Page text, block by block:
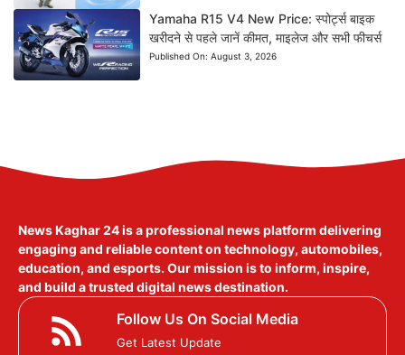
Yamaha R15 V4 New Price: स्पोर्ट्स बाइक
खरीदने से पहले जानें कीमत, माइलेज और सभी फीचर्स
Published On: August 3, 2026
News Kaghar 24is a professional news platform delivering
engaging and reliable content on technology, automobiles,
education, and esports. Our mission is to inform, inspire,
and build a trusted digital news destination.
Follow Us On Social Media
Get Latest Update